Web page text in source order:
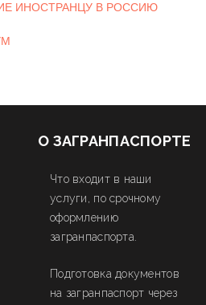
ИНОСТРАНЦУ В РОССИЮ
О ЗАГРАНПАСПОРТЕ
Что входит в наши
услуги, по срочному
оформлению
загранпаспорта.
Подготовка документов
на загранпаспорт через